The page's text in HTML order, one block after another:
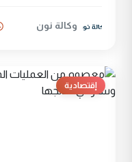
وكالة نون
إقتصادية